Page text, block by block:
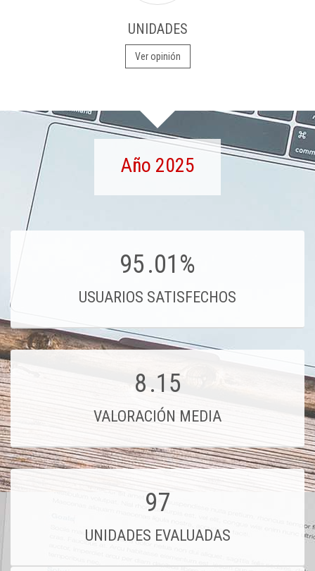
UNIDADES
Ver opinión
Año 2025
95.01%
USUARIOS SATISFECHOS
8.15
VALORACIÓN MEDIA
97
UNIDADES EVALUADAS